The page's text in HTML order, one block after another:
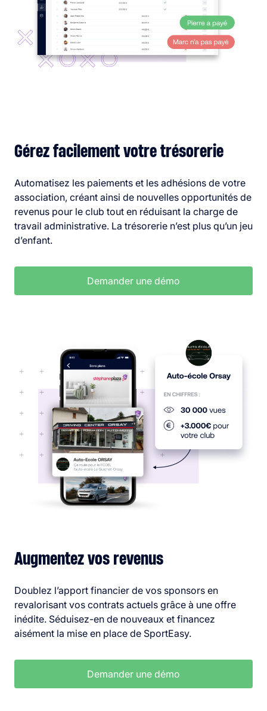
Gérez facilement votre trésorerie
Automatisez les paiements et les adhésions de votre
association, créant ainsi de nouvelles opportunités de
revenus pour le club tout en réduisant la charge de
travail administrative. La trésorerie n’est plus qu’un jeu
d’enfant.
Demander une démo
Augmentez vos revenus
Doublez l’apport financier de vos sponsors en
revalorisant vos contrats actuels grâce à une offre
inédite. Séduisez-en de nouveaux et financez
aisément la mise en place de SportEasy.
Demander une démo